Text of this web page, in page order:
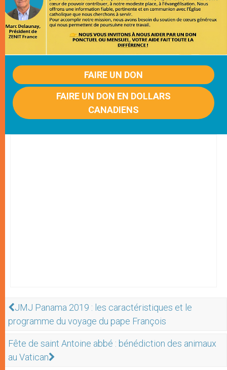
FAIRE UN DON
FAIRE UN DON EN DOLLARS
CANADIENS
JMJ Panama 2019 : les caractéristiques et le
programme du voyage du pape François
Fête de saint Antoine abbé : bénédiction des animaux
au Vatican